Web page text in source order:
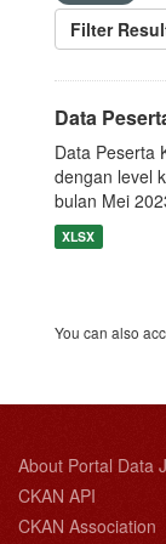
Filter
Data
Data Peserta
dengan level
bulan Mei
XLSX
You can also
About Portal Data
CKAN API
CKAN Association